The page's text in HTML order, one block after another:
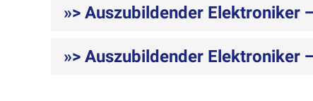
»> Auszubildender Elektroniker
»> Auszubildender